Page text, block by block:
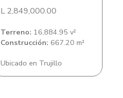
L 2,849,000.00
Terreno: 16,884.95 v²
Construcción: 667.20 m²
Ubicado en Trujillo